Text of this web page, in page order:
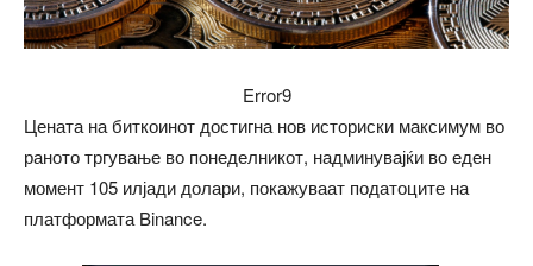
Error9
Цената на биткоинот достигна нов историски максимум во
раното тргување во понеделникот, надминувајќи во еден
момент 105 илјади долари, покажуваат податоците на
платформата Binance.